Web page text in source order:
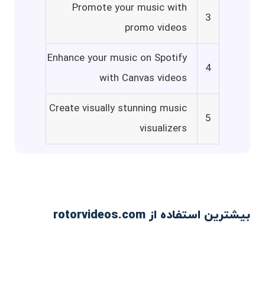
3
Promote your music with
promo videos
4
Enhance your music on Spotify
with Canvas videos
5
Create visually stunning music
visualizers
بیشترین استفاده از rotorvideos.com